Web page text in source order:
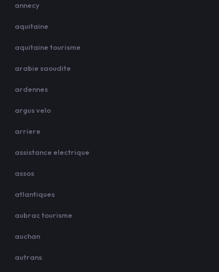
annecy
aquitaine
aquitaine tourisme
arabie saoudite
ardennes
argus velo
arriere
assistance electrique
assos
atlantiques
aubrac tourisme
auchan
autrans